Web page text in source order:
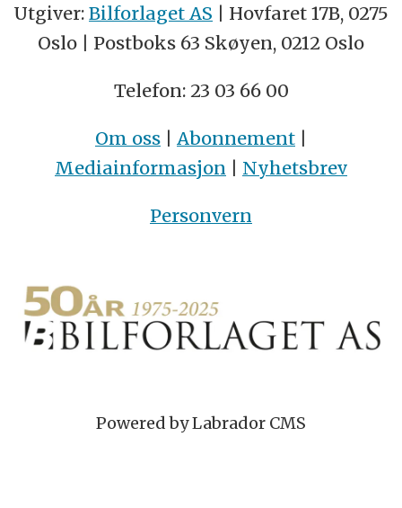
Utgiver: Bilforlaget AS | Hovfaret 17B, 0275
Oslo | Postboks 63 Skøyen, 0212 Oslo
Telefon: 23 03 66 00
Om oss | Abonnement |
Mediainformasjon | Nyhetsbrev
Personvern
Powered by Labrador CMS